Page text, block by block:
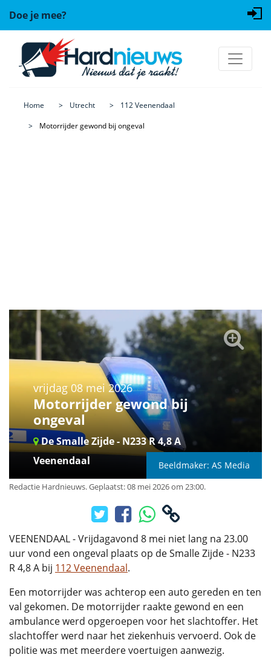
Doe je mee?
Home Utrecht
112 Veenendaal
Motorrijder gewond bij ongeval
vrijdag 08 mei 2026
Motorrijder gewond bij
ongeval
De Smalle Zijde - N233 R 4,8 A
Veenendaal
Beeldmaker: AS Media
Redactie Hardnieuws.Geplaatst: 08 mei 2026 om 23:00.
VEENENDAAL - Vrijdagavond 8 mei niet lang na 23.00
uur vond een ongeval plaats op de Smalle Zijde - N233
R 4,8 A bij 112 Veenendaal.
Een motorrijder was achterop een auto gereden en ten
val gekomen. De motorrijder raakte gewond en een
ambulance werd opgeroepen voor het slachtoffer. Het
slachtoffer werd naar het ziekenhuis vervoerd. Ook de
politie was met meerdere voertuigen aanwezig.